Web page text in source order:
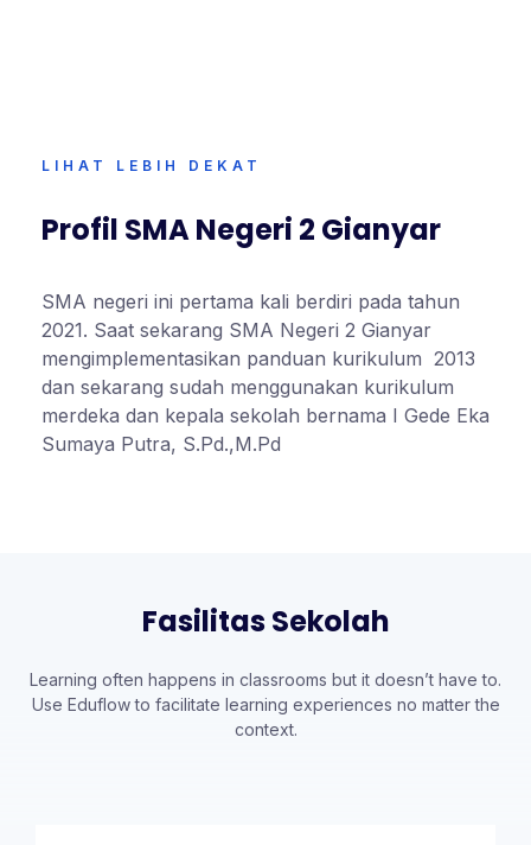
LIHAT LEBIH DEKAT
Profil SMA Negeri 2 Gianyar
SMA negeri ini pertama kali berdiri pada tahun
2021. Saat sekarang SMA Negeri 2 Gianyar
mengimplementasikan panduan kurikulum 2013
dan sekarang sudah menggunakan kurikulum
merdeka dan kepala sekolah bernama I Gede Eka
Sumaya Putra, S.Pd.,M.Pd
Fasilitas Sekolah
Learning often happens in classrooms but it doesn’t have to.
Use Eduflow to facilitate learning experiences no matter the
context.